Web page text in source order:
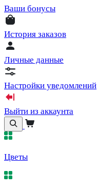
Ваши бонусы
История заказов
Личные данные
Настройки уведомлений
Выйти из аккаунта
Цветы